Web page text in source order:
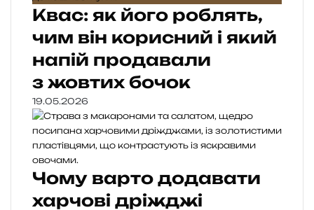
Квас: як його роблять,
чим він корисний і який
напій продавали
з жовтих бочок
19.05.2026
Чому варто додавати
харчові дріжджі